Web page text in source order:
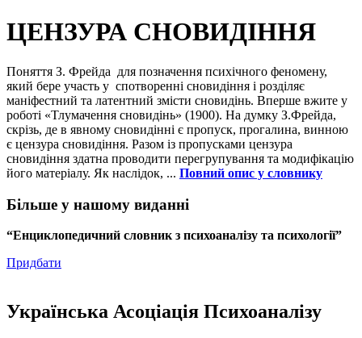
ЦЕНЗУРА СНОВИДІННЯ
Поняття З. Фрейда для позначення психічного феномену,
який бере участь у спотворенні сновидіння і розділяє
маніфестний та латентний змісти сновидінь. Вперше вжите у
роботі «Тлумачення сновидінь» (1900). На думку З.Фрейда,
скрізь, де в явному сновидінні є пропуск, прогалина, винною
є цензура сновидіння. Разом із пропусками цензура
сновидіння здатна проводити перегрупування та модифікацію
його матеріалу. Як наслідок, ... Повний опис у словнику
Більше у нашому виданні
“Енциклопедичний словник з психоаналізу та психології”
Придбати
Українська Асоціація Психоаналізу